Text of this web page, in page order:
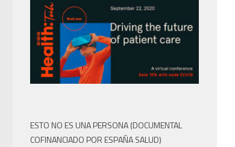
ESTO NO ES UNA PERSONA (DOCUMENTAL
COFINANCIADO POR ESPAÑA SALUD)